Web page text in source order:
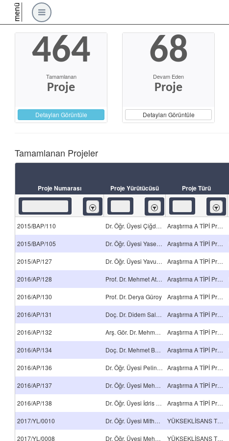
menü
464
Tamamlanan
Proje
Detayları Görüntüle
68
Devam Eden
Proje
Detayları Görüntüle
Tamamlanan Projeler
Proje Numarası Proje Yürütücüsü Proje Türü
İçeren İçeren İçeren
2015/BAP/110 Dr. Öğr. Üyesi Çiğdem Avcı Karataş Araştırma A TİPİ Projeleri
2015/BAP/105 Dr. Öğr. Üyesi Yasemin Tamer Araştırma A TİPİ Projeleri
2015/AP/127 Dr. Öğr. Üyesi Yavuz Delice Araştırma A TİPİ Projeleri
2016/AP/128 Prof. Dr. Mehmet Atilla Taşdelen Araştırma A TİPİ Projeleri
2016/AP/130 Prof. Dr. Derya Güroy Araştırma A TİPİ Projeleri
2016/AP/131 Doç. Dr. Didem Saloğlu Dertli Araştırma A TİPİ Projeleri
2016/AP/132 Arş. Gör. Dr. Mehmet Arslan Araştırma A TİPİ Projeleri
2016/AP/134 Doç. Dr. Mehmet Büyükyıldız Araştırma A TİPİ Projeleri
2016/AP/136 Dr. Öğr. Üyesi Pelin Baran Araştırma A TİPİ Projeleri
2016/AP/137 Dr. Öğr. Üyesi Mehmet Arif Kaya Araştırma A TİPİ Projeleri
2016/AP/138 Dr. Öğr. Üyesi İdris Karagöz Araştırma A TİPİ Projeleri
2017/YL/0010 Dr. Öğr. Üyesi Mithat Çelebi YÜKSEKLİSANS TEZ PROJESİ
2017/YL/0008 Dr. Öğr. Üyesi Mehmet Selçuk Mert YÜKSEKLİSANS TEZ PROJESİ